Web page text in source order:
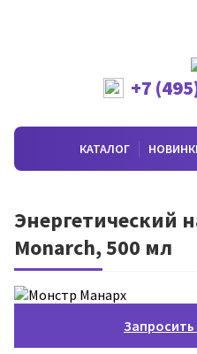
+7
КАТАЛОГ
Энергетический
Monarch, 500 мл